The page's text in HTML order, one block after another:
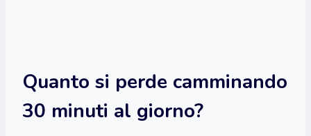
Quanto si perde camminando
30 minuti al giorno?